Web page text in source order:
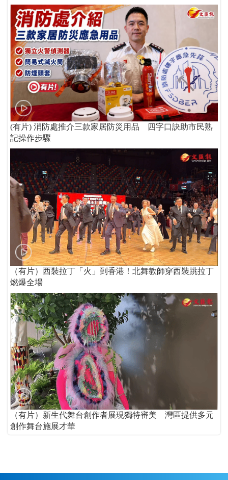
(有片) 消防處推介三款家居防災用品 四字口訣助市民熟
記操作步驟
（有片）西裝拉丁「火」到香港！北舞教師穿西裝跳拉丁
燃爆全場
（有片）新生代舞台創作者展現獨特審美 灣區提供多元
創作舞台施展才華